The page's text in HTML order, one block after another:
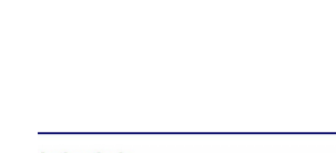
Jeder hat das Recht,
Meinung in Wort,